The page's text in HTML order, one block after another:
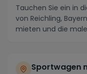
Tauchen Sie ein in
von Reichling,
mieten und die
Sportwagen